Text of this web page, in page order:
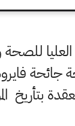
جائحة
بتأريخ